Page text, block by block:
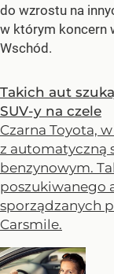
do wzrostu na
w którym koncern
Wschód.
Takich aut
SUV-y na czele
Czarna Toyota,
z automatyczną
benzynowym.
poszukiwanego
sporządzanych
Carsmile.